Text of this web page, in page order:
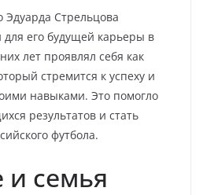
Эдуарда Стрельцова
его будущей карьеры в
лет проявлял себя как
стремится к успеху и
навыками. Это помогло
результатов и стать
футбола.
и семья